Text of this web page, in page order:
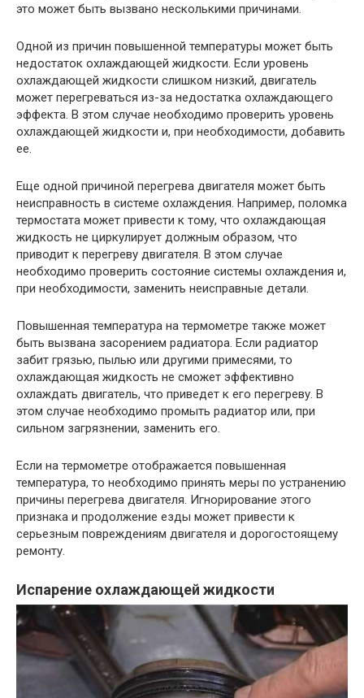
это может быть вызвано несколькими причинами.
Одной из причин повышенной температуры может быть
недостаток охлаждающей жидкости. Если уровень
охлаждающей жидкости слишком низкий, двигатель
может перегреваться из-за недостатка охлаждающего
эффекта. В этом случае необходимо проверить уровень
охлаждающей жидкости и, при необходимости, добавить
ее.
Еще одной причиной перегрева двигателя может быть
неисправность в системе охлаждения. Например, поломка
термостата может привести к тому, что охлаждающая
жидкость не циркулирует должным образом, что
приводит к перегреву двигателя. В этом случае
необходимо проверить состояние системы охлаждения и,
при необходимости, заменить неисправные детали.
Повышенная температура на термометре также может
быть вызвана засорением радиатора. Если радиатор
забит грязью, пылью или другими примесями, то
охлаждающая жидкость не сможет эффективно
охлаждать двигатель, что приведет к его перегреву. В
этом случае необходимо промыть радиатор или, при
сильном загрязнении, заменить его.
Если на термометре отображается повышенная
температура, то необходимо принять меры по устранению
причины перегрева двигателя. Игнорирование этого
признака и продолжение езды может привести к
серьезным повреждениям двигателя и дорогостоящему
ремонту.
Испарение охлаждающей жидкости